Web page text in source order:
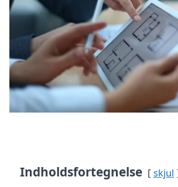
Indholdsfortegnelse skjul